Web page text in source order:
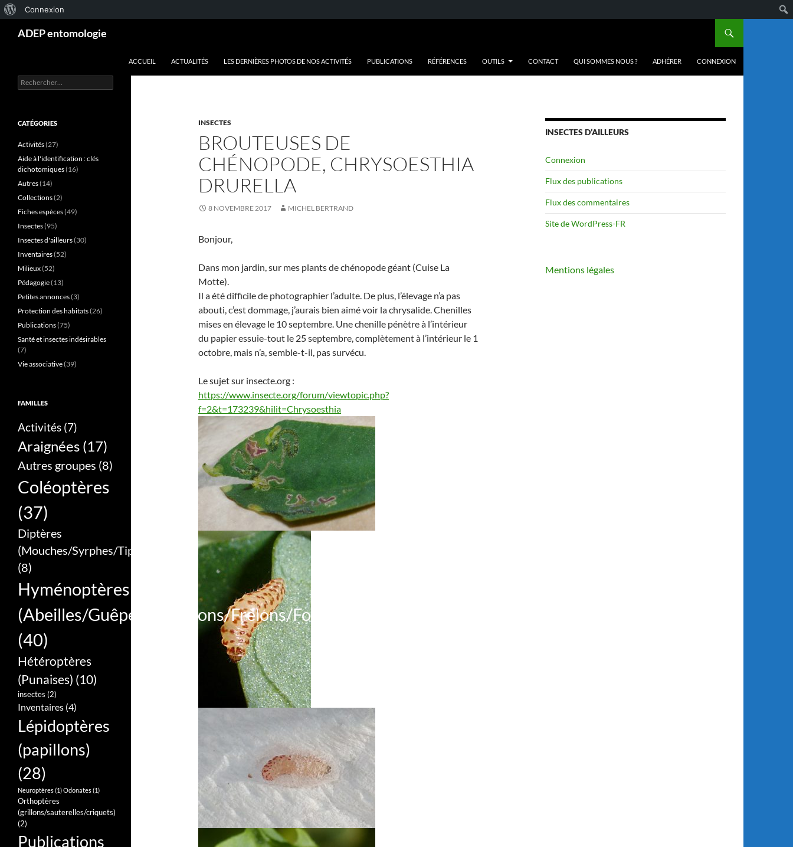
propos
Connexion
ADEP entomologie
ACCUEIL ACTUALITÉS LES DERNIÈRES PHOTOS DE NOS ACTIVITÉS PUBLICATIONS RÉFÉRENCES OUTILS CONTACT QUI SOMMES NOUS ? ADHÉRER CONNEXION
INSECTES
BROUTEUSES DE
CHÉNOPODE, CHRYSOESTHIA
DRURELLA
8 NOVEMBRE 2017 MICHEL BERTRAND
Bonjour,
Dans mon jardin, sur mes plants de chénopode géant (Cuise La
Motte).
Il a été difficile de photographier l’adulte. De plus, l’élevage n’a pas
abouti, c’est dommage, j’aurais bien aimé voir la chrysalide. Chenilles
mises en élevage le 10 septembre. Une chenille pénètre à l’intérieur
du papier essuie-tout le 25 septembre, complètement à l’intérieur le 1
octobre, mais n’a, semble-t-il, pas survécu.
Le sujet sur insecte.org :
https://www.insecte.org/forum/viewtopic.php?
f=2&t=173239&hilit=Chrysoesthia
INSECTES D’AILLEURS
Connexion
Flux des publications
Flux des commentaires
Site de WordPress-FR
Mentions légales
Rechercher :
CATÉGORIES
Activités(27)
Aide à l'identification : clés
dichotomiques(16)
Autres(14)
Collections(2)
Fiches espèces(49)
Insectes(95)
Insectes d'ailleurs(30)
Inventaires(52)
Milieux(52)
Pédagogie(13)
Petites annonces(3)
Protection des habitats(26)
Publications(75)
Santé et insectes indésirables
(7)
Vie associative(39)
FAMILLES
Activités (7)
Araignées (17)
Autres groupes (8)
Coléoptères
(37)
Diptères
(Mouches/Syrphes/Tipules)
(8)
Hyménoptères
(Abeilles/Guêpes/Bourdons/Frelons/Fourmis)
(40)
Hétéroptères
(Punaises) (10)
insectes (2)
Inventaires (4)
Lépidoptères
(papillons)
(28)
Neuroptères(1)Odonates(1)
Orthoptères
(grillons/sauterelles/criquets)
(2)
Publications